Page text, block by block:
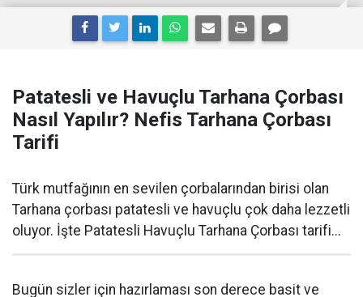
Patatesli ve Havuçlu Tarhana Çorbası
Nasıl Yapılır? Nefis Tarhana Çorbası
Tarifi
Türk mutfağının en sevilen çorbalarından birisi olan
Tarhana çorbası patatesli ve havuçlu çok daha lezzetli
oluyor. İşte Patatesli Havuçlu Tarhana Çorbası tarifi...
Bugün sizler için hazırlaması son derece basit ve